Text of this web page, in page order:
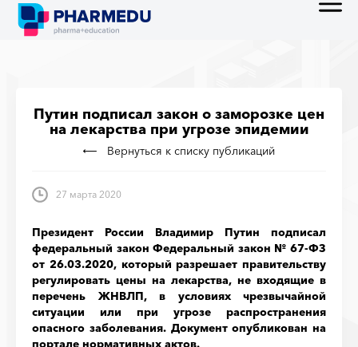
Путин подписал закон о заморозке цен
на лекарства при угрозе эпидемии
Вернуться к списку публикаций
27 марта 2020
Президент России Владимир Путин подписал
федеральный закон Федеральный закон № 67-ФЗ
от 26.03.2020, который разрешает правительству
регулировать цены на лекарства, не входящие в
перечень ЖНВЛП, в условиях чрезвычайной
ситуации или при угрозе распространения
опасного заболевания. Документ опубликован на
портале нормативных актов.